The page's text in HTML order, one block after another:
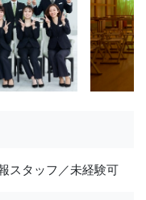
スタッフ／未経験可